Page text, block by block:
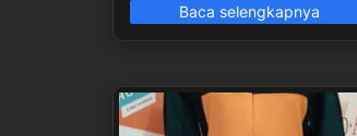
Baca selengkapnya